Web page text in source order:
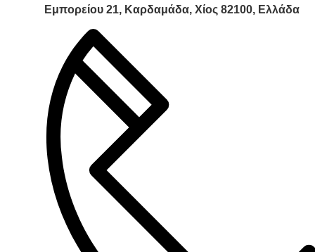
Εμπορείου 21, Καρδαμάδα, Χίος 82100, Ελλάδα